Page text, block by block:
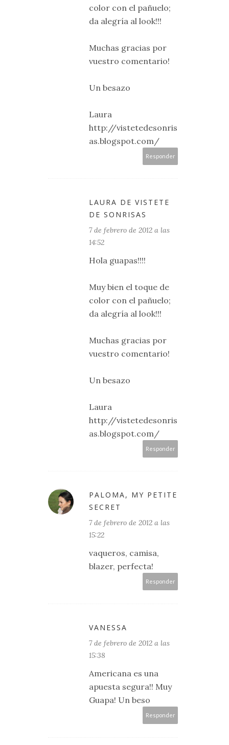
color con el pañuelo;
da alegría al look!!!
Muchas gracias por
vuestro comentario!
Un besazo
Laura
http://vistetedesonris
as.blogspot.com/
Responder
LAURA DE VISTETE
DE SONRISAS
7 de febrero de 2012 a las
14:52
Hola guapas!!!!
Muy bien el toque de
color con el pañuelo;
da alegría al look!!!
Muchas gracias por
vuestro comentario!
Un besazo
Laura
http://vistetedesonris
as.blogspot.com/
Responder
PALOMA, MY PETITE
SECRET
7 de febrero de 2012 a las
15:22
vaqueros, camisa,
blazer, perfecta!
Responder
VANESSA
7 de febrero de 2012 a las
15:38
Americana es una
apuesta segura!! Muy
Guapa! Un beso
Responder